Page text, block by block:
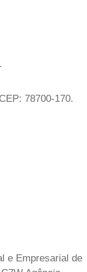
78700-170.
e Empresarial de